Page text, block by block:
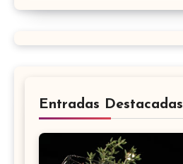
Entradas Destacadas